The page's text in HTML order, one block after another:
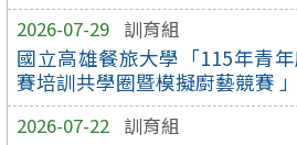
2026-07-29 訓育組
國立高雄餐旅大學「115年青
賽培訓共學圈暨模擬廚藝競賽 」
2026-07-22 訓育組